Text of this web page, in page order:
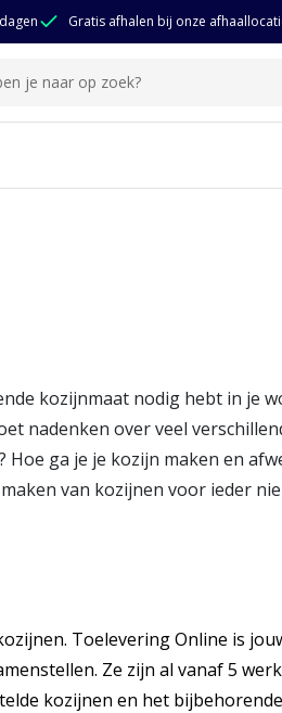
Gratis afhalen bij onze
je naar op zoek?
kozijnmaat nodig hebt in je
nadenken over veel
ga je je kozijn maken en
van kozijnen voor ieder
Toelevering Online is
Ze zijn al vanaf 5
kozijnen en het